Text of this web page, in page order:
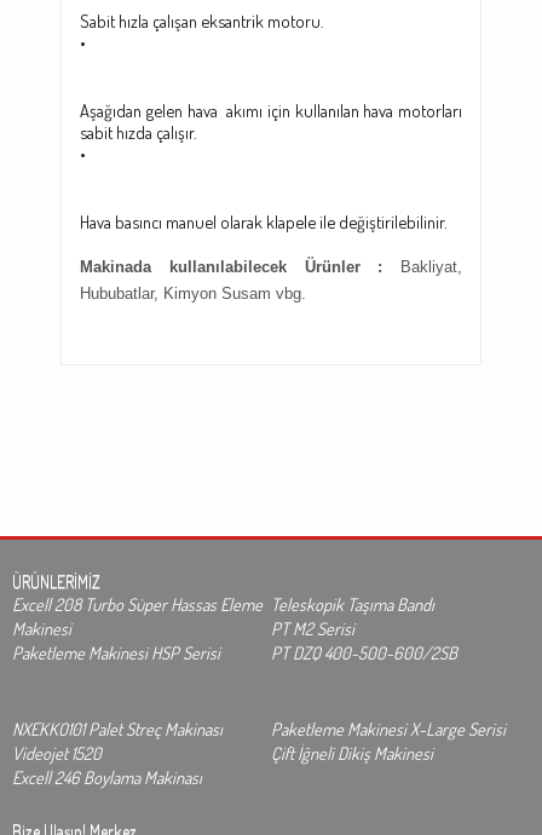
Sabit hızla çalışan eksantrik motoru.
•
Aşağıdan gelen hava akımı için kullanılan hava motorları
sabit hızda çalışır.
•
Hava basıncı manuel olarak klapele ile değiştirilebilinir.
Makinada kullanılabilecek Ürünler : Bakliyat,
Hububatlar, Kimyon Susam vbg.
ÜRÜNLERİMİZ
Excell 208 Turbo Süper Hassas Eleme
Makinesi
Teleskopik Taşıma Bandı
PT M2 Serisi
Paketleme Makinesi HSP Serisi
PT DZQ 400-500-600/2SB
NXEKKO101 Palet Streç Makinası
Paketleme Makinesi X-Large Serisi
Videojet 1520
Çift İğneli Dikiş Makinesi
Excell 246 Boylama Makinası
Bize Ulaşın! Merkez